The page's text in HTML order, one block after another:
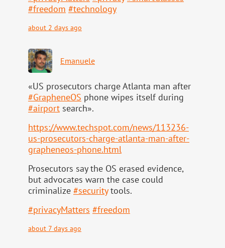
#freedom #technology
about 2 days ago
Emanuele
«US prosecutors charge Atlanta man after
#GrapheneOS phone wipes itself during
#airport search».
https://www.techspot.com/news/113236-
us-prosecutors-charge-atlanta-man-after-
grapheneos-phone.html
Prosecutors say the OS erased evidence,
but advocates warn the case could
criminalize #securitytools.
#privacyMatters #freedom
about 7 days ago